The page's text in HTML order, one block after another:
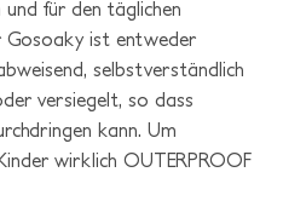
für den täglichen
Gosoaky ist entweder
selbstverständlich
versiegelt, so dass
kann. Um
wirklich OUTERPROOF